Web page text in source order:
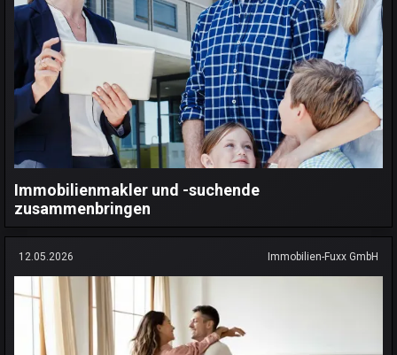
Immobilienmakler und -suchende
zusammenbringen
12.05.2026 Immobilien-Fuxx GmbH